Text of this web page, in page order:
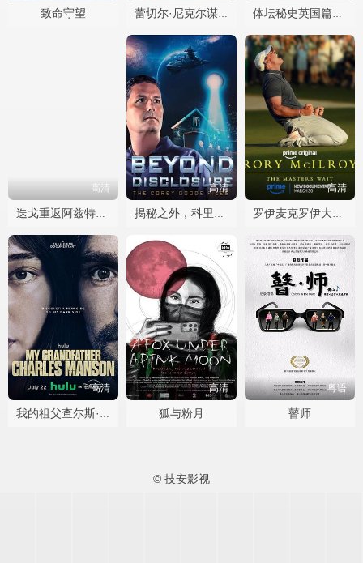
致命守望 蕾切尔·尼克尔谋杀案 体坛秘史英国篇利物浦的伊斯坦布尔奇迹
高清
迭戈重返阿兹特克之日
高清
揭秘之外，科里古德档案
高清
罗伊麦克罗伊大满贯最后一关
高清
我的祖父查尔斯·曼森
高清
狐与粉月
粤语
瞽师
© 技安影视